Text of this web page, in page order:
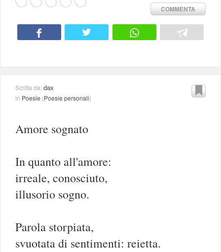
COMMENTA
Scritta da:dax
in Poesie (Poesie personali)
Amore sognato
In quanto all'amore:
irreale, conosciuto,
illusorio sogno.
Parola storpiata,
svuotata di sentimenti: reietta.